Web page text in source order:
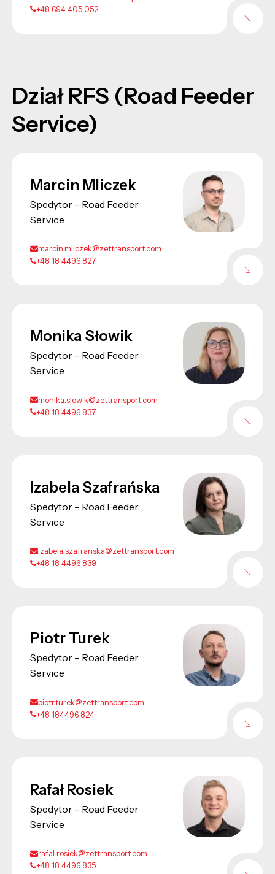
+48 694 405 052
Dział RFS (Road Feeder
Service)
Marcin Mliczek
Spedytor – Road Feeder
Service
marcin.mliczek@zettransport.com
+48 18 4496 827
Monika Słowik
Spedytor – Road Feeder
Service
monika.slowik@zettransport.com
+48 18 4496 837
Izabela Szafrańska
Spedytor – Road Feeder
Service
izabela.szafranska@zettransport.com
+48 18 4496 839
Piotr Turek
Spedytor – Road Feeder
Service
piotr.turek@zettransport.com
+48 184496 824
Rafał Rosiek
Spedytor – Road Feeder
Service
rafal.rosiek@zettransport.com
+48 18 4496 835